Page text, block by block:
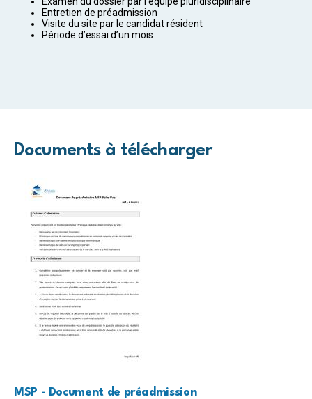
Entretien de préadmission
Visite du site par le candidat résident
Période d’essai d’un mois
Documents à télécharger
MSP - Document de préadmission